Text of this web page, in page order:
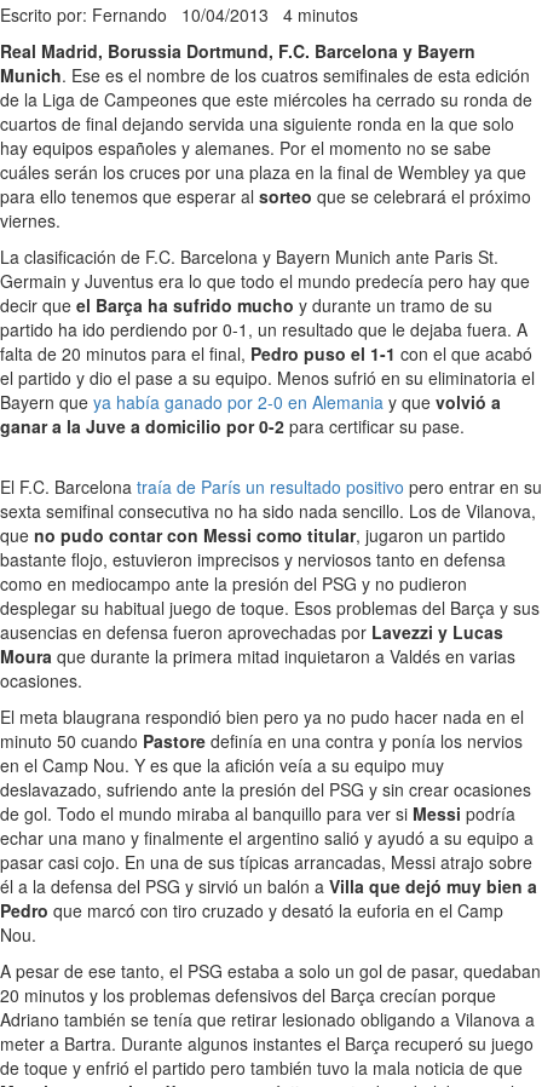
Escrito por: Fernando 10/04/2013 4 minutos
Real Madrid, Borussia Dortmund, F.C. Barcelona y Bayern
Munich. Ese es el nombre de los cuatros semifinales de esta edición
de la Liga de Campeones que este miércoles ha cerrado su ronda de
cuartos de final dejando servida una siguiente ronda en la que solo
hay equipos españoles y alemanes. Por el momento no se sabe
cuáles serán los cruces por una plaza en la final de Wembley ya que
para ello tenemos que esperar al sorteo que se celebrará el próximo
viernes.
La clasificación de F.C. Barcelona y Bayern Munich ante Paris St.
Germain y Juventus era lo que todo el mundo predecía pero hay que
decir que el Barça ha sufrido mucho y durante un tramo de su
partido ha ido perdiendo por 0-1, un resultado que le dejaba fuera. A
falta de 20 minutos para el final, Pedro puso el 1-1 con el que acabó
el partido y dio el pase a su equipo. Menos sufrió en su eliminatoria el
Bayern que ya había ganado por 2-0 en Alemania y que volvió a
ganar a la Juve a domicilio por 0-2 para certificar su pase.
El F.C. Barcelona traía de París un resultado positivo pero entrar en su
sexta semifinal consecutiva no ha sido nada sencillo. Los de Vilanova,
que no pudo contar con Messi como titular, jugaron un partido
bastante flojo, estuvieron imprecisos y nerviosos tanto en defensa
como en mediocampo ante la presión del PSG y no pudieron
desplegar su habitual juego de toque. Esos problemas del Barça y sus
ausencias en defensa fueron aprovechadas por Lavezzi y Lucas
Moura que durante la primera mitad inquietaron a Valdés en varias
ocasiones.
El meta blaugrana respondió bien pero ya no pudo hacer nada en el
minuto 50 cuando Pastore definía en una contra y ponía los nervios
en el Camp Nou. Y es que la afición veía a su equipo muy
deslavazado, sufriendo ante la presión del PSG y sin crear ocasiones
de gol. Todo el mundo miraba al banquillo para ver si Messi podría
echar una mano y finalmente el argentino salió y ayudó a su equipo a
pasar casi cojo. En una de sus típicas arrancadas, Messi atrajo sobre
él a la defensa del PSG y sirvió un balón a Villa que dejó muy bien a
Pedro que marcó con tiro cruzado y desató la euforia en el Camp
Nou.
A pesar de ese tanto, el PSG estaba a solo un gol de pasar, quedaban
20 minutos y los problemas defensivos del Barça crecían porque
Adriano también se tenía que retirar lesionado obligando a Vilanova a
meter a Bartra. Durante algunos instantes el Barça recuperó su juego
de toque y enfrió el partido pero también tuvo la mala noticia de que